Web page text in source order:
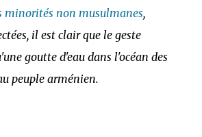
minorités non musulmanes,
il est clair que le geste
goutte d'eau dans l'océan des
peuple arménien.